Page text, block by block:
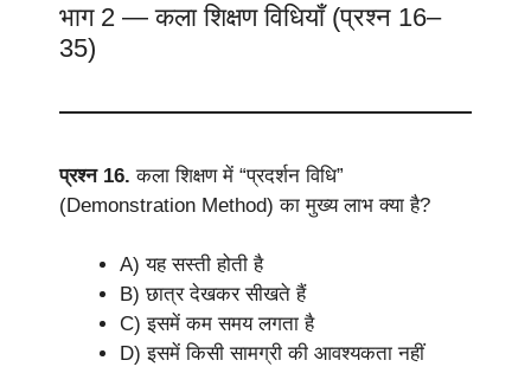
भाग 2 — कला शिक्षण विधियाँ (प्रश्न 16–
35)
प्रश्न 16. कला शिक्षण में “प्रदर्शन विधि”
(Demonstration Method) का मुख्य लाभ क्या है?
A) यह सस्ती होती है
B) छात्र देखकर सीखते हैं
C) इसमें कम समय लगता है
D) इसमें किसी सामग्री की आवश्यकता नहीं